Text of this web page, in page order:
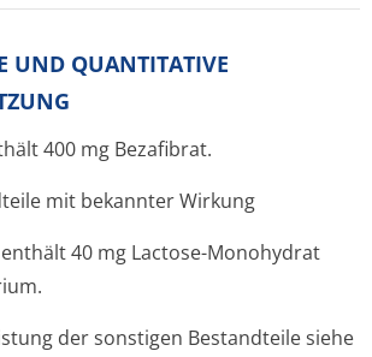
UND QUANTITATIVE
400 mg Bezafibrat.
mit bekannter Wirkung
40 mg Lactose-Monohydrat
der sonstigen Bestandteile siehe